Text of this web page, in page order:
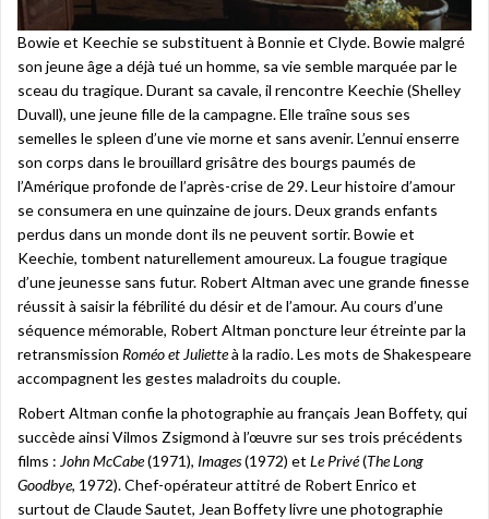
Bowie et Keechie se substituent à Bonnie et Clyde. Bowie malgré
son jeune âge a déjà tué un homme, sa vie semble marquée par le
sceau du tragique. Durant sa cavale, il rencontre Keechie (Shelley
Duvall), une jeune fille de la campagne. Elle traîne sous ses
semelles le spleen d’une vie morne et sans avenir. L’ennui enserre
son corps dans le brouillard grisâtre des bourgs paumés de
l’Amérique profonde de l’après-crise de 29. Leur histoire d’amour
se consumera en une quinzaine de jours. Deux grands enfants
perdus dans un monde dont ils ne peuvent sortir. Bowie et
Keechie, tombent naturellement amoureux. La fougue tragique
d’une jeunesse sans futur. Robert Altman avec une grande finesse
réussit à saisir la fébrilité du désir et de l’amour. Au cours d’une
séquence mémorable, Robert Altman poncture leur étreinte par la
retransmission Roméo et Julietteà la radio. Les mots de Shakespeare
accompagnent les gestes maladroits du couple.
Robert Altman confie la photographie au français Jean Boffety, qui
succède ainsi Vilmos Zsigmond à l’œuvre sur ses trois précédents
films : John McCabe(1971), Images(1972) et Le Privé(The Long
Goodbye, 1972). Chef-opérateur attitré de Robert Enrico et
surtout de Claude Sautet, Jean Boffety livre une photographie